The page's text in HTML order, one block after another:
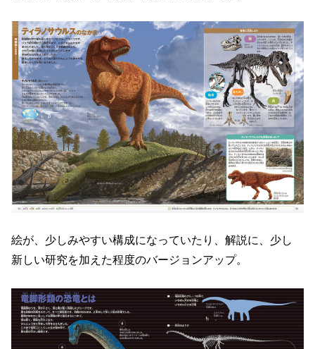
絵が、少しみやすい構成になっていたり、解説に、少し
新しい研究を加えた程度のバージョンアップ。